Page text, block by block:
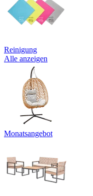
Reinigung
Alle anzeigen
Monatsangebot